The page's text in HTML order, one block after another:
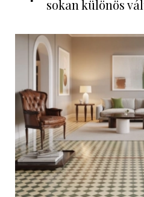
sokan különös